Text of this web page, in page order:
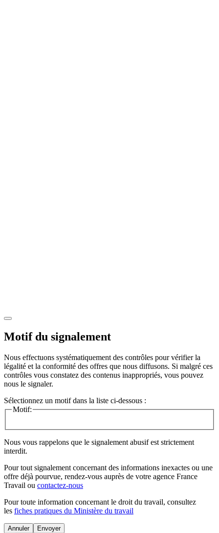
Motif du signalement
Nous effectuons systématiquement des contrôles pour vérifier la
légalité et la conformité des offres que nous diffusons. Si malgré ces
contrôles vous constatez des contenus inappropriés, vous pouvez
nous le signaler.
Sélectionnez un motif dans la liste ci-dessous :
Motif:
Nous vous rappelons que le signalement abusif est strictement
interdit.
Pour tout signalement concernant des informations inexactes ou une
offre déjà pourvue, rendez-vous auprès de votre agence France
Travail ou contactez-nous
Pour toute information concernant le droit du travail, consultez
les fiches pratiques du Ministère du travail
Annuler